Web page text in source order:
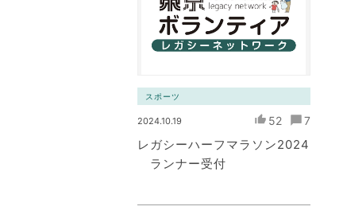
スポーツ
2024.10.19 52 7
レガシーハーフマラソン2024
ランナー受付